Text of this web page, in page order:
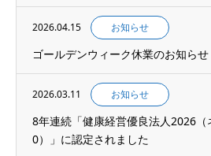
2026.04.15 お知らせ
ゴールデンウィーク休業のお知らせ
2026.03.11 お知らせ
8年連続「健康経営優良法人2026
0）」に認定されました